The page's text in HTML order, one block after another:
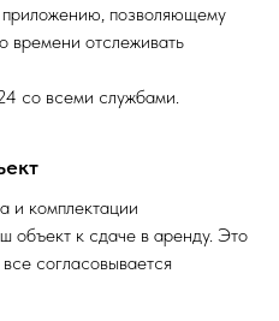
позволяющему
времени отслеживать
со всеми службами.
и комплектации
объект к сдаче в аренду. Это
согласовывается